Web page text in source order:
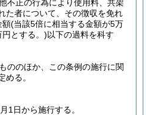
不正の行為により使用料、共架
た者について、その徴収を免れ
額(当該5倍に相当する金額が5万
とする。)以下の過料を科す
ののほか、この条例の施行に関
める。
1日から施行する。